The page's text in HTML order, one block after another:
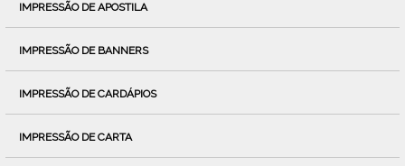
IMPRESSÃO DE APOSTILA
IMPRESSÃO DE BANNERS
IMPRESSÃO DE CARDÁPIOS
IMPRESSÃO DE CARTA